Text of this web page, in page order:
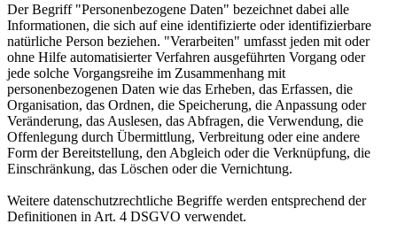
Der Begriff "Personenbezogene Daten" bezeichnet dabei alle
Informationen, die sich auf eine identifizierte oder identifizierbare
natürliche Person beziehen. "Verarbeiten" umfasst jeden mit oder
ohne Hilfe automatisierter Verfahren ausgeführten Vorgang oder
jede solche Vorgangsreihe im Zusammenhang mit
personenbezogenen Daten wie das Erheben, das Erfassen, die
Organisation, das Ordnen, die Speicherung, die Anpassung oder
Veränderung, das Auslesen, das Abfragen, die Verwendung, die
Offenlegung durch Übermittlung, Verbreitung oder eine andere
Form der Bereitstellung, den Abgleich oder die Verknüpfung, die
Einschränkung, das Löschen oder die Vernichtung.
Weitere datenschutzrechtliche Begriffe werden entsprechend der
Definitionen in Art. 4 DSGVO verwendet.